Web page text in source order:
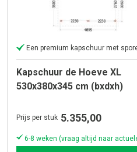
Een premium kapschuur met
Kapschuur de Hoeve XL
530x380x345 cm (bxdxh)
Prijs per stuk 5.355,00